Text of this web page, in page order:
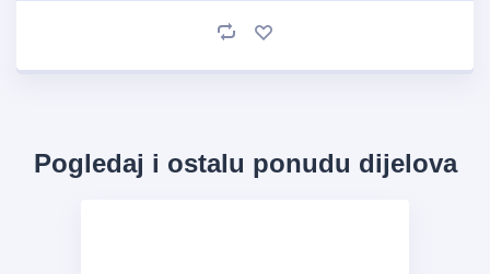
Pogledaj i ostalu ponudu dijelova